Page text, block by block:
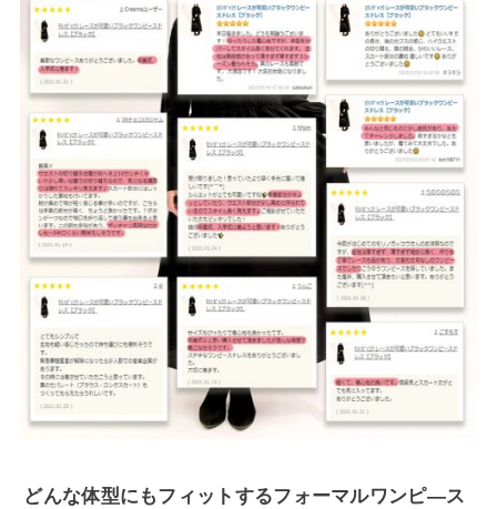
どんな体型にもフィットするフォーマルワンピ―ス